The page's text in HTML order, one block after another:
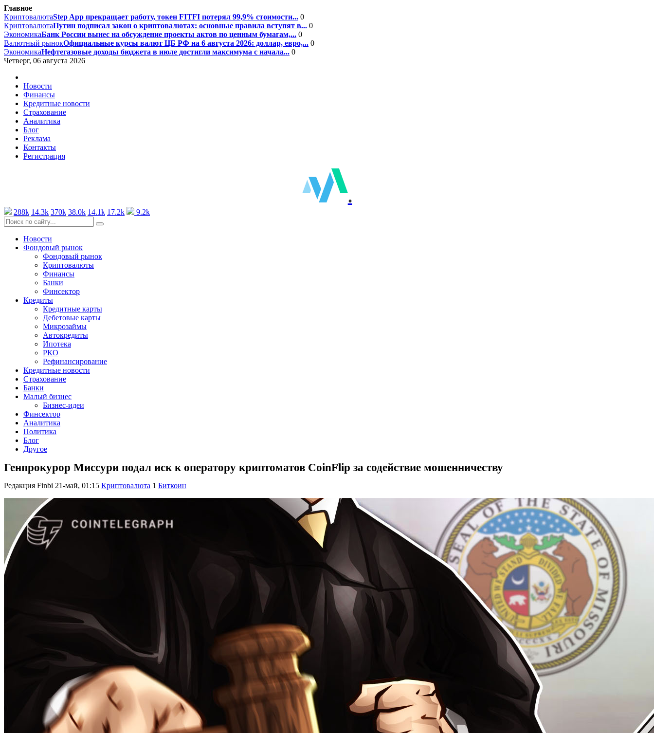
Главное
КриптовалютаStep App прекращает работу, токен FITFI потерял 99,9% стоимости... 0
КриптовалютаПутин подписал закон о криптовалютах: основные правила вступят в... 0
ЭкономикаБанк России вынес на обсуждение проекты актов по ценным бумагам,... 0
Валютный рынокОфициальные курсы валют ЦБ РФ на 6 августа 2026: доллар, евро,... 0
ЭкономикаНефтегазовые доходы бюджета в июле достигли максимума с начала... 0
Четверг, 06 августа 2026
Новости
Финансы
Кредитные новости
Страхование
Аналитика
Блог
Реклама
Контакты
Регистрация
.
288k 14.3k 370k 38.0k 14.1k 17.2k 9.2k
Новости
Фондовый рынок
Фондовый рынок
Криптовалюты
Финансы
Банки
Финсектор
Кредиты
Кредитные карты
Дебетовые карты
Микрозаймы
Автокредиты
Ипотека
РКО
Рефинансирование
Кредитные новости
Страхование
Банки
Малый бизнес
Бизнес-идеи
Финсектор
Аналитика
Политика
Блог
Другое
Генпрокурор Миссури подал иск к оператору криптоматов CoinFlip за содействие мошенничеству
Редакция Finbi 21-май, 01:15 Криптовалюта 1 Биткоин